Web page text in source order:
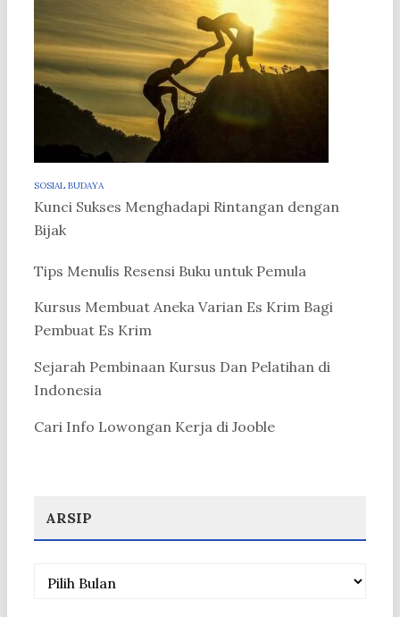
SOSIAL BUDAYA
Kunci Sukses Menghadapi Rintangan dengan
Bijak
Tips Menulis Resensi Buku untuk Pemula
Kursus Membuat Aneka Varian Es Krim Bagi
Pembuat Es Krim
Sejarah Pembinaan Kursus Dan Pelatihan di
Indonesia
Cari Info Lowongan Kerja di Jooble
ARSIP
Arsip